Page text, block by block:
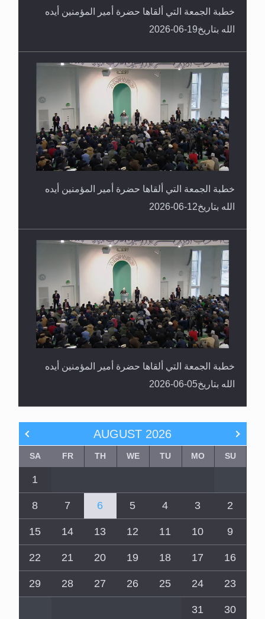
خطبة الجمعة التي ألقاها حضرة أمير المؤمنين أيده
الله بتاريخ19-06-2026
خطبة الجمعة التي ألقاها حضرة أمير المؤمنين أيده
الله بتاريخ12-06-2026
خطبة الجمعة التي ألقاها حضرة أمير المؤمنين أيده
الله بتاريخ05-06-2026
AUGUST 2026
SU
MO
TU
WE
TH
FR
SA
1
2
3
4
5
6
7
8
9
10
11
12
13
14
15
16
17
18
19
20
21
22
23
24
25
26
27
28
29
30
31